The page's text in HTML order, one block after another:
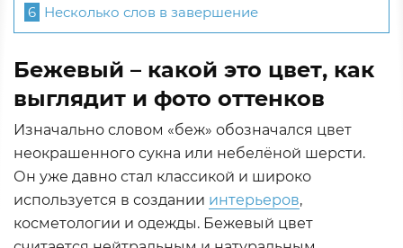
6 Несколько слов в завершение
Бежевый – какой это цвет, как
выглядит и фото оттенков
Изначально словом «беж» обозначался цвет
неокрашенного сукна или небелёной шерсти.
Он уже давно стал классикой и широко
используется в создании интерьеров,
косметологии и одежды. Бежевый цвет